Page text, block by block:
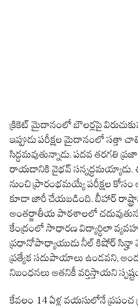
క్రికెట్ మైదానంలో బౌలర్లపై
ఇప్పుడు పరీక్షల మైదానంలో సత్తా
సిద్ధమవుతున్నాడు. పదవ తరగతి ప్రజా
రాయడానికి వైభవ్ సన్నద్ధమయ్యాడు.
నుంచి ప్రారంభమయ్యే పరీక్షల కోసం
కూడా జారీ చేయబడింది. బీహార్
అంతర్జాతీయ పాఠశాలలో
కేంద్రంలో సాధారణ విద్యార్థిలా
ప్రధానోపాధ్యాయుడు నీల్ కిషోర్ సిన్హా
ప్రత్యేక సదుపాయాలు ఉండవని,
నిబంధనలు అతనికీ వర్తిస్తాయని
కేవలం 14 ఏళ్ల వయసులోనే ప్రపంచ